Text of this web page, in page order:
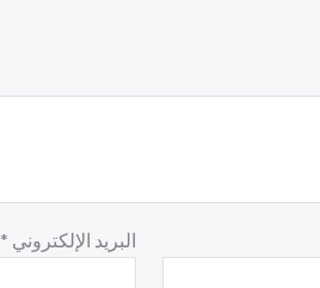
البريد الإلكتروني *